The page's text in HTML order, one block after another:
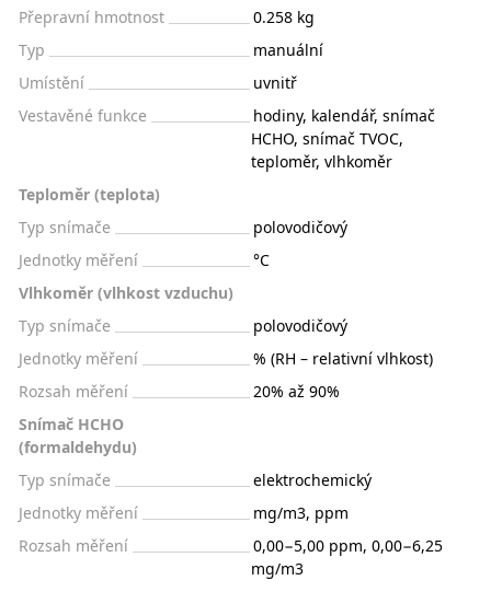
Přepravní hmotnost
0.258 kg
Typ
manuální
Umístění
uvnitř
Vestavěné funkce
hodiny, kalendář, snímač
HCHO, snímač TVOC,
teploměr, vlhkoměr
Teploměr (teplota)
Typ snímače
polovodičový
Jednotky měření
°C
Vlhkoměr (vlhkost vzduchu)
Typ snímače
polovodičový
Jednotky měření
% (RH – relativní vlhkost)
Rozsah měření
20% až 90%
Snímač HCHO
(formaldehydu)
Typ snímače
elektrochemický
Jednotky měření
mg/m3, ppm
Rozsah měření
0,00−5,00 ppm, 0,00−6,25
mg/m3